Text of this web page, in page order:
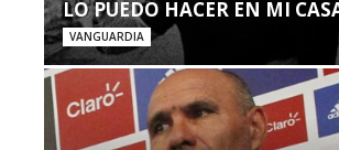
LO PUEDO HACER EN MI
VANGUARDIA